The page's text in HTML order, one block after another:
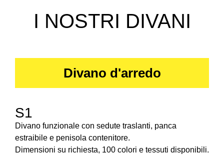
I NOSTRI DIVANI
Divano d'arredo
S1
Divano funzionale con sedute traslanti, panca
estraibile e penisola contenitore.
Dimensioni su richiesta, 100 colori e tessuti disponibili.